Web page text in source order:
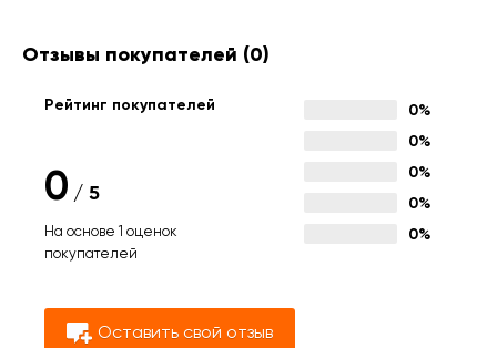
Отзывы покупателей (0)
Рейтинг покупателей
0 / 5
На основе 1 оценок
покупателей
0%
0%
0%
0%
0%
Оставить свой отзыв